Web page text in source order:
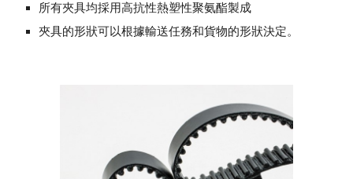
所有夾具均採用高抗性熱塑性聚氨酯製成
夾具的形狀可以根據輸送任務和貨物的形狀決定。